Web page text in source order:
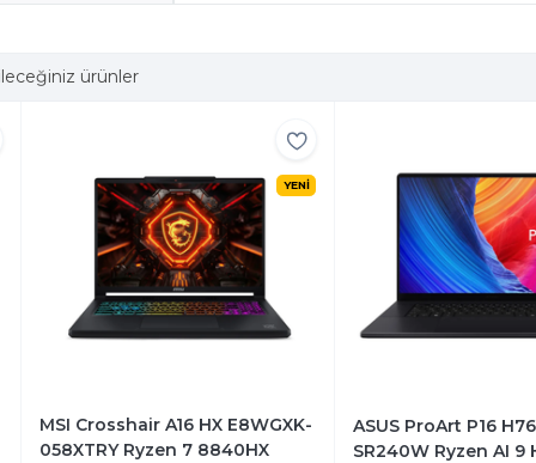
ürünler
YENİ
MSI Crosshair A16 HX E8WGXK-
058XTRY Ryzen 7 8840HX
ASUS ProArt P16
SR240W Ryzen AI 9